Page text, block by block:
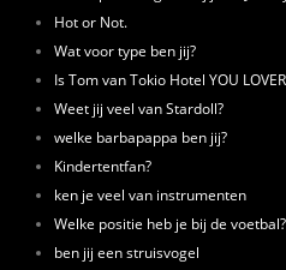
Hot or Not.
Wat voor type ben jij?
Is Tom van Tokio Hotel YOU
Weet jij veel van Stardoll?
welke barbapappa ben jij?
Kindertentfan?
ken je veel van instrumenten
Welke positie heb je bij de voetbal?
ben jij een struisvogel